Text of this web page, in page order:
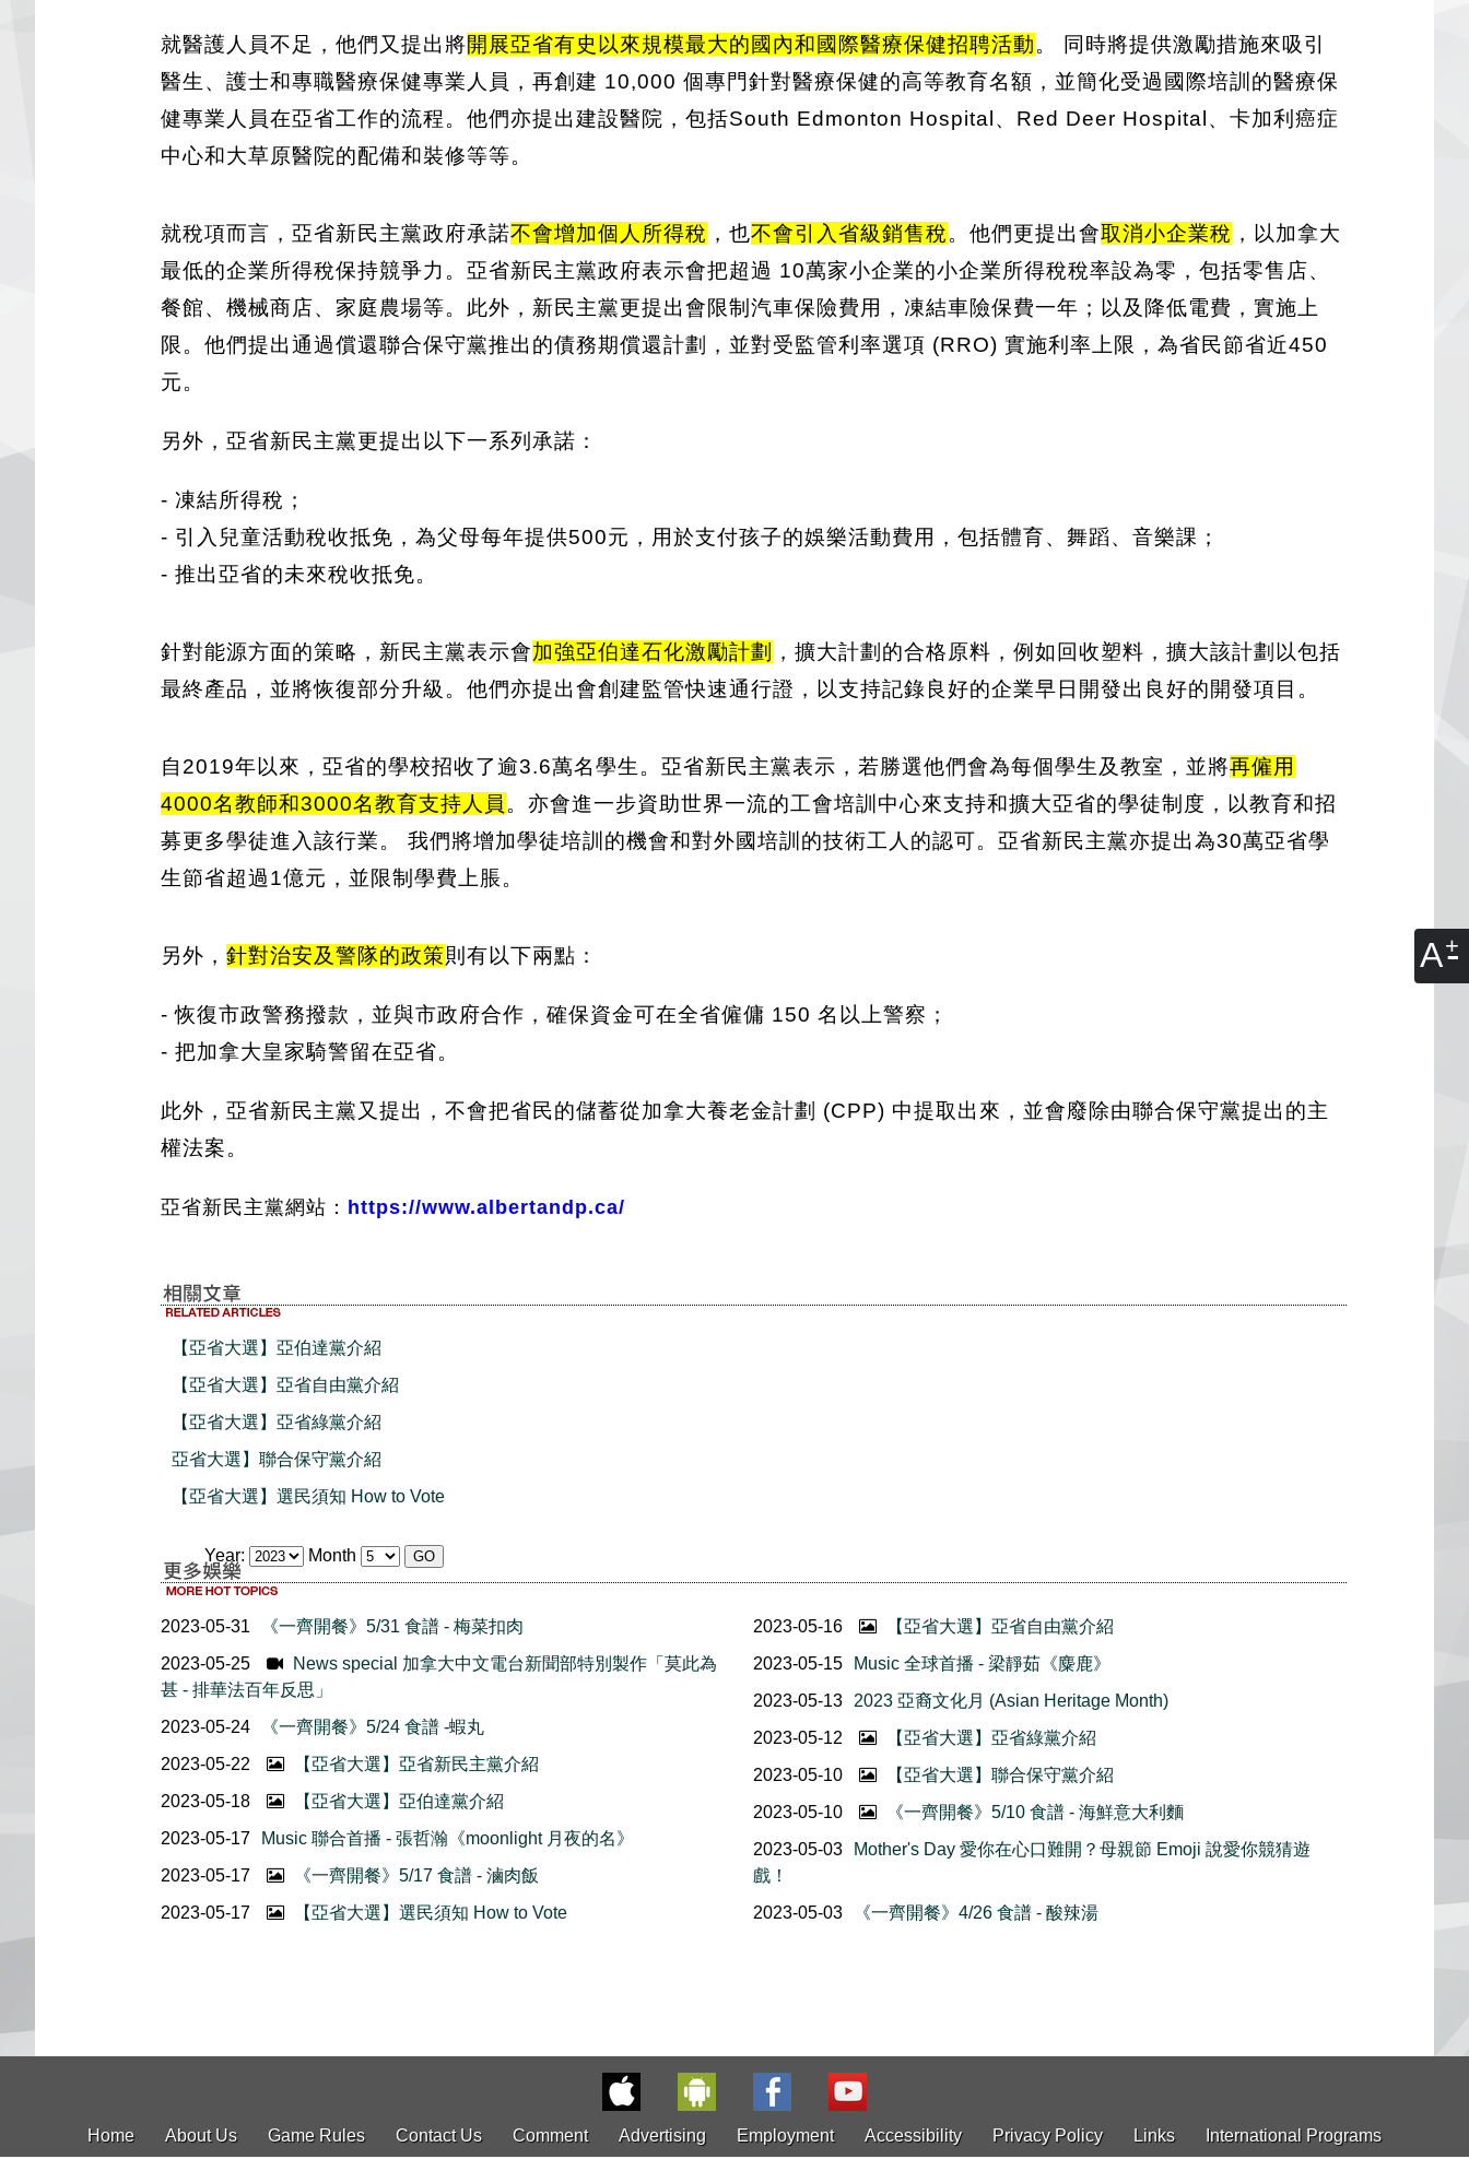
A
就醫護人員不足，他們又提出將開展亞省有史以來規模最大的國內和國際醫療保健招聘活動。 同時將提供激勵措施來吸引
醫生、護士和專職醫療保健專業人員，再創建 10,000 個專門針對醫療保健的高等教育名額，並簡化受過國際培訓的醫療保
健專業人員在亞省工作的流程。他們亦提出建設醫院，包括South Edmonton Hospital、Red Deer Hospital、卡加利癌症
中心和大草原醫院的配備和裝修等等。
就稅項而言，亞省新民主黨政府承諾不會增加個人所得稅 ，也不會引入省級銷售稅。他們更提出會取消小企業稅 ，以加拿大
最低的企業所得稅保持競爭力。亞省新民主黨政府表示會把超過 10萬家小企業的小企業所得稅稅率設為零，包括零售店、
餐館、機械商店、家庭農場等。此外，新民主黨更提出會限制汽車保險費用，凍結車險保費一年；以及降低電費，實施上
限。他們提出通過償還聯合保守黨推出的債務期償還計劃，並對受監管利率選項 (RRO) 實施利率上限，為省民節省近450
元。
另外，亞省新民主黨更提出以下一系列承諾：
- 凍結所得稅；
- 引入兒童活動稅收抵免，為父母每年提供500元，用於支付孩子的娛樂活動費用，包括體育、舞蹈、音樂課；
- 推出亞省的未來稅收抵免。
針對能源方面的策略，新民主黨表示會加強亞伯達石化激勵計劃
，擴大計劃的合格原料，例如回收塑料，擴大該計劃以包括
最終產品，並將恢復部分升級。他們亦提出會創建監管快速通行證，以支持記錄良好的企業早日開發出良好的開發項目。
自2019年以來，亞省的學校招收了逾3.6萬名學生。亞省新民主黨表示，若勝選他們會為每個學生及教室，並將再僱用
4000名教師和3000名教育支持人員 。亦會進一步資助世界一流的工會培訓中心來支持和擴大亞省的學徒制度，以教育和招
募更多學徒進入該行業。 我們將增加學徒培訓的機會和對外國培訓的技術工人的認可。亞省新民主黨亦提出為30萬亞省學
生節省超過1億元，並限制學費上脹。
另外， 針對治安及警隊的政策則有以下兩點：
- 恢復市政警務撥款，並與市政府合作，確保資金可在全省僱傭 150 名以上警察；
- 把加拿大皇家騎警留在亞省。
此外，亞省新民主黨又提出，不會把省民的儲蓄從加拿大養老金計劃 (CPP) 中提取出來，並會廢除由聯合保守黨提出的主
權法案。
亞省新民主黨網站： https://www.albertandp.ca/
【亞省大選】亞伯達黨介紹
【亞省大選】亞省自由黨介紹
【亞省大選】亞省綠黨介紹
亞省大選】聯合保守黨介紹
【亞省大選】選民須知 How to Vote
Year: Month
2023-05-31
《一齊開餐》5/31 食譜 - 梅菜扣肉
2023-05-25
News special 加拿大中文電台新聞部特別製作「莫此為
甚 - 排華法百年反思」
2023-05-24
《一齊開餐》5/24 食譜 -蝦丸
2023-05-22
【亞省大選】亞省新民主黨介紹
2023-05-18
【亞省大選】亞伯達黨介紹
2023-05-17
Music 聯合首播 - 張哲瀚《moonlight 月夜的名》
2023-05-17
《一齊開餐》5/17 食譜 - 滷肉飯
2023-05-17
【亞省大選】選民須知 How to Vote
2023-05-16
【亞省大選】亞省自由黨介紹
2023-05-15
Music 全球首播 - 梁靜茹《麋鹿》
2023-05-13
2023 亞裔文化月 (Asian Heritage Month)
2023-05-12
【亞省大選】亞省綠黨介紹
2023-05-10
【亞省大選】聯合保守黨介紹
2023-05-10
《一齊開餐》5/10 食譜 - 海鮮意大利麵
2023-05-03
Mother's Day 愛你在心口難開？母親節 Emoji 說愛你競猜遊
戲！
2023-05-03
《一齊開餐》4/26 食譜 - 酸辣湯
Home About Us Game Rules Contact Us Comment Advertising Employment Accessibility Privacy Policy Links International Programs